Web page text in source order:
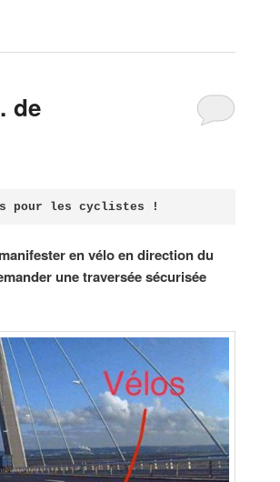
de
pour les cyclistes !
en vélo en direction du
une traversée sécurisée